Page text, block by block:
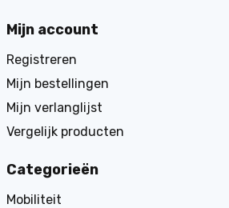
Mijn account
Registreren
Mijn bestellingen
Mijn verlanglijst
Vergelijk producten
Categorieën
Mobiliteit